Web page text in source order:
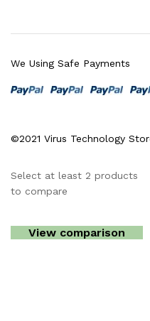
©2021 Virus Technology
We Using Safe Payments
Select at least 2 products
to compare
View comparison